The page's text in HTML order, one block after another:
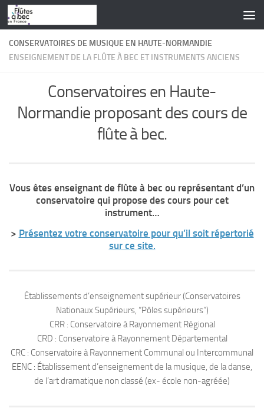
Skip to content
CONSERVATOIRES DE MUSIQUE EN HAUTE-NORMANDIE
ENSEIGNEMENT DE LA FLÛTE À BEC ET INSTRUMENTS ANCIENS
Conservatoires en Haute-
Normandie proposant des cours de
flûte à bec.
Vous êtes enseignant de flûte à bec ou représentant d’un
conservatoire qui propose des cours pour cet
instrument…
> Présentez votre conservatoire pour qu’il soit répertorié
sur ce site.
Établissements d’enseignement supérieur (Conservatoires
Nationaux Supérieurs, “Pôles supérieurs”)
CRR : Conservatoire à Rayonnement Régional
CRD : Conservatoire à Rayonnement Départemental
CRC : Conservatoire à Rayonnement Communal ou Intercommunal
EENC : Établissement d’enseignement de la musique, de la danse,
de l’art dramatique non classé (ex- école non-agréée)